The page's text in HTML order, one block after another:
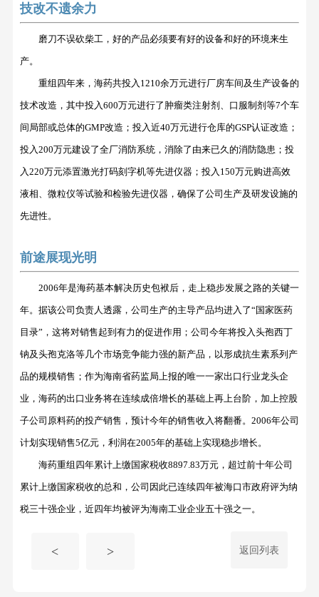
技改不遗余力
磨刀不误砍柴工，好的产品必须要有好的设备和好的环境来生
产。
重组四年来，海药共投入 1210余万元进行厂房车间及生产设备的
技术改造，其中投入600万元进行了肿瘤类注射剂、口服制剂等7个车
间局部或总体的GMP改造；投入近40万元进行仓库的GSP认证改造；
投入200万元建设了全厂消防系统，消除了由来已久的消防隐患；投
入220万元添置激光打码刻字机等先进仪器；投入150万元购进高效
液相、微粒仪等试验和检验先进仪器，确保了公司生产及研发设施的
先进性。
前途展现光明
2006年是海药基本解决历史包袱后，走上稳步发展之路的关键一
年。据该公司负责人透露，公司生产的主导产品均进入了“国家医药
目录”，这将对销售起到有力的促进作用；公司今年将投入头孢西丁
钠及头孢克洛等几个市场竞争能力强的新产品，以形成抗生素系列产
品的规模销售；作为海南省药监局上报的唯一一家出口行业龙头企
业，海药的出口业务将在连续成倍增长的基础上再上台阶，加上控股
子公司原料药的投产销售，预计今年的销售收入将翻番。2006年公司
计划实现销售5亿元，利润在2005年的基础上实现稳步增长。
海药重组四年累计上缴国家税收8897.83万元，超过前十年公司
累计上缴国家税收的总和，公司因此已连续四年被海口市政府评为纳
税三十强企业，近四年均被评为海南工业企业五十强之一。
< > 返回列表